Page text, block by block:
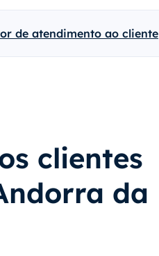
de atendimento ao cliente
clientes
da